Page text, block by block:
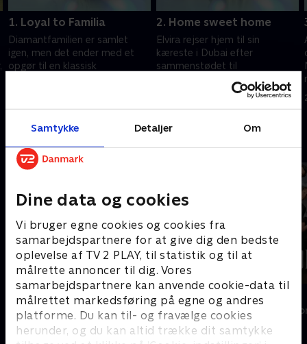
Samtykke Detaljer Om
Dine data og cookies
Vi bruger egne cookies og cookies fra
samarbejdspartnere for at give dig den bedste
oplevelse af TV 2 PLAY, til statistik og til at
målrette annoncer til dig. Vores
samarbejdspartnere kan anvende cookie-data til
målrettet markedsføring på egne og andres
platforme. Du kan til- og fravælge cookies
herunder, og du kan altid trække dit samtykke
1. Loyal to Familia
Diamantfamilien er samlet
igen, men det ender med et
opgør til en klassisk
2. Home sweet home
Elvira rejser hjem til sin
kæreste i Dubai efter
sammenstødet til
endelig ind i deres eget hjem,
17. oktober 2022 • 27 min
Andre så også
Diamantfamilien - fanget i Dubai
Reality • 1 sæsoner
Forræder
Reality • 4